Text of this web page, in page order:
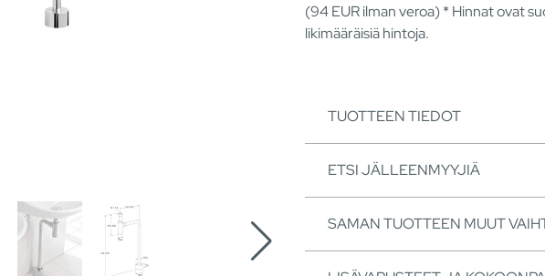
(94EURilman veroa) * Hinnat ovat
likimääräisiä hintoja.
TUOTTEEN TIEDOT
ETSI JÄLLEENMYYJIÄ
SAMAN TUOTTEEN MUUT